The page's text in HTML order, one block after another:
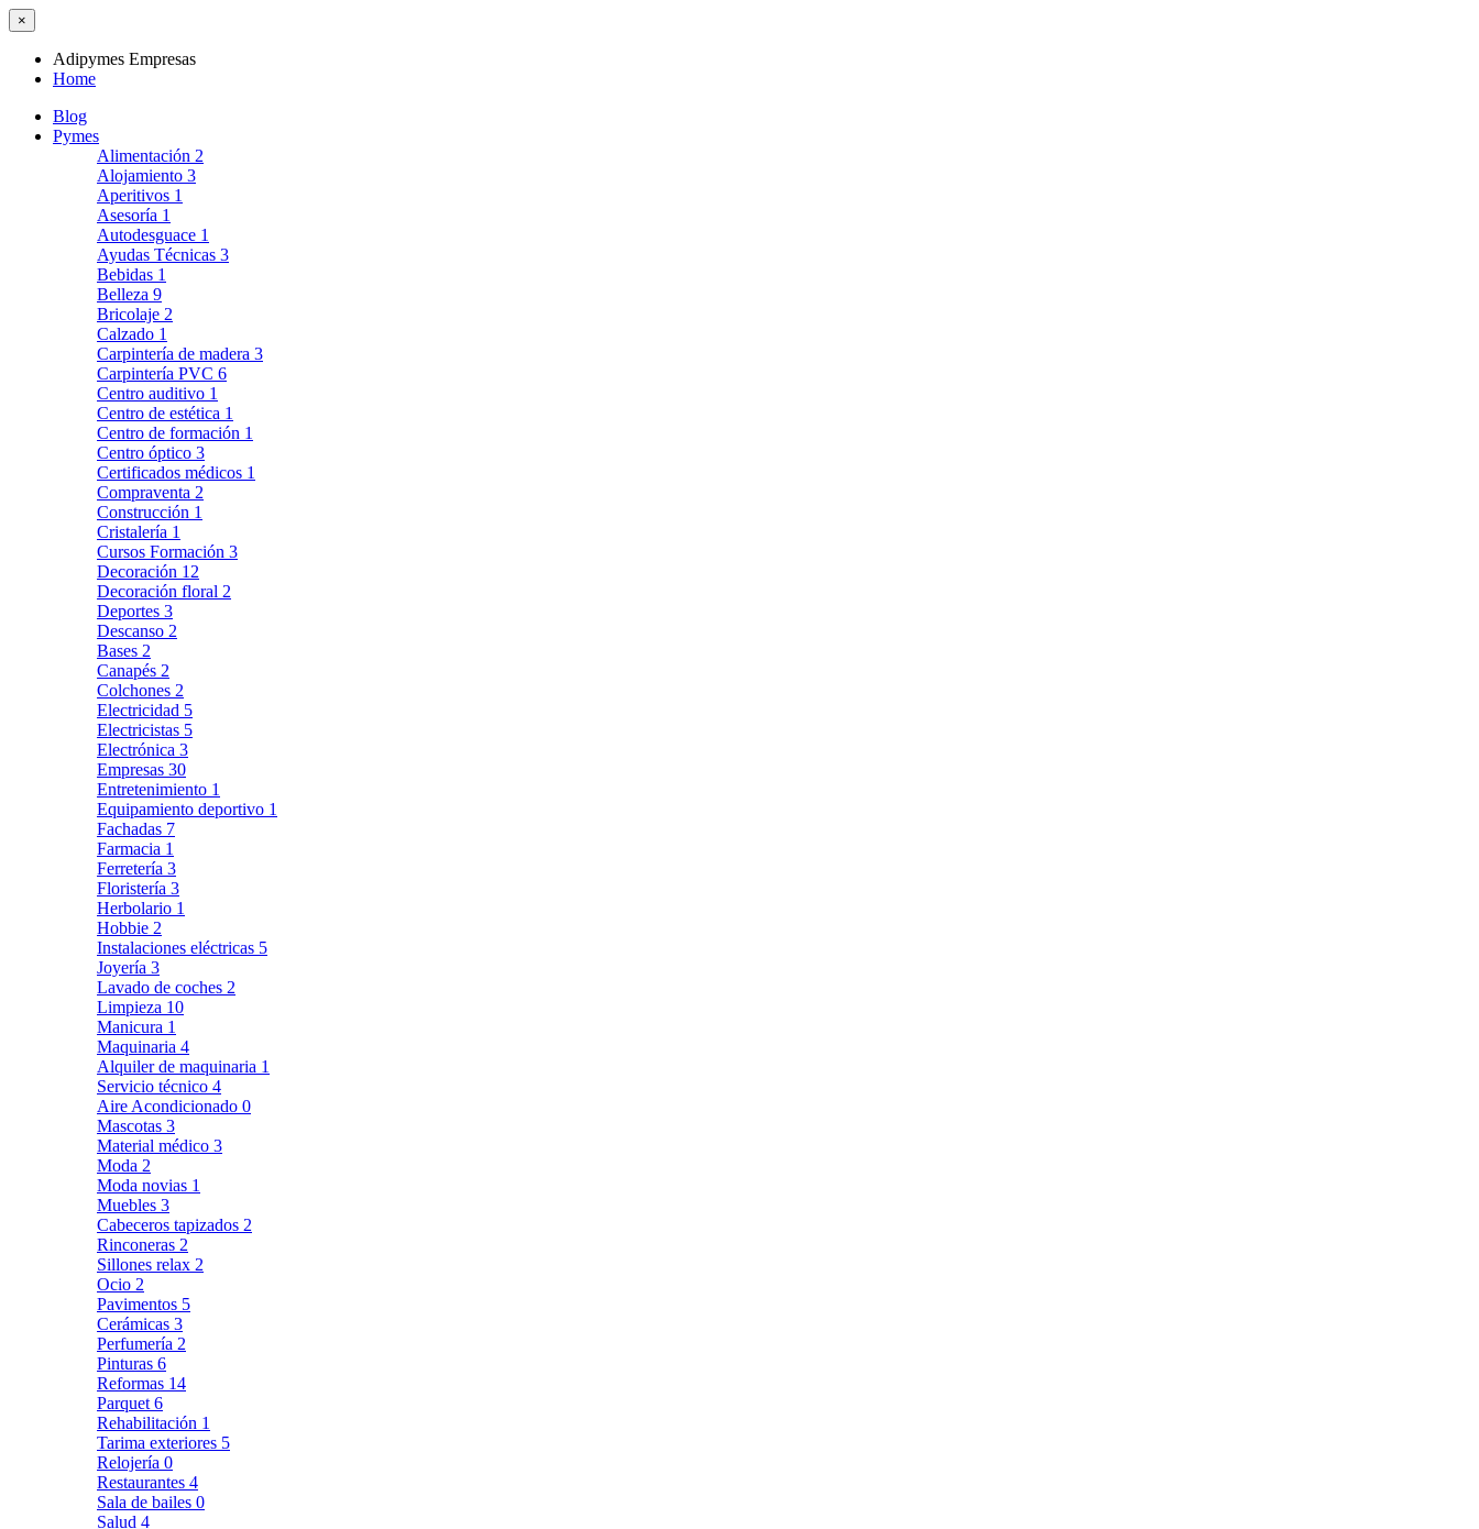
×
Adipymes Empresas
Home
Blog
Pymes
Alimentación 2
Alojamiento 3
Aperitivos 1
Asesoría 1
Autodesguace 1
Ayudas Técnicas 3
Bebidas 1
Belleza 9
Bricolaje 2
Calzado 1
Carpintería de madera 3
Carpintería PVC 6
Centro auditivo 1
Centro de estética 1
Centro de formación 1
Centro óptico 3
Certificados médicos 1
Compraventa 2
Construcción 1
Cristalería 1
Cursos Formación 3
Decoración 12
Decoración floral 2
Deportes 3
Descanso 2
Bases 2
Canapés 2
Colchones 2
Electricidad 5
Electricistas 5
Electrónica 3
Empresas 30
Entretenimiento 1
Equipamiento deportivo 1
Fachadas 7
Farmacia 1
Ferretería 3
Floristería 3
Herbolario 1
Hobbie 2
Instalaciones eléctricas 5
Joyería 3
Lavado de coches 2
Limpieza 10
Manicura 1
Maquinaria 4
Alquiler de maquinaria 1
Servicio técnico 4
Aire Acondicionado 0
Mascotas 3
Material médico 3
Moda 2
Moda novias 1
Muebles 3
Cabeceros tapizados 2
Rinconeras 2
Sillones relax 2
Ocio 2
Pavimentos 5
Cerámicas 3
Perfumería 2
Pinturas 6
Reformas 14
Parquet 6
Rehabilitación 1
Tarima exteriores 5
Relojería 0
Restaurantes 4
Sala de bailes 0
Salud 4